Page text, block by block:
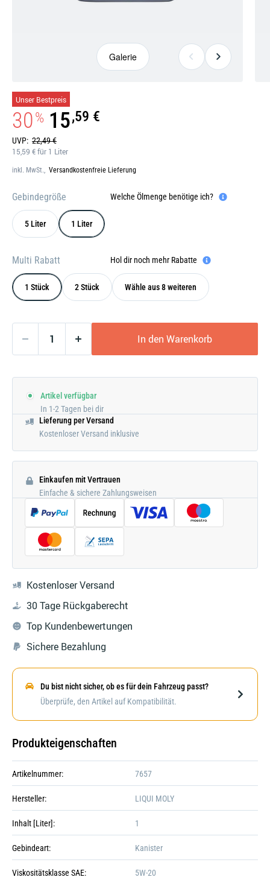
Galerie
öffnen
Galerie
15,59 € für 1 Liter
UVP: 22,49 €
30% 15,59 €
Unser Bestpreis
inkl. MwSt., Versandkostenfreie Lieferung
Gebindegröße Welche Ölmenge benötige ich?
5 Liter 1 Liter
Multi Rabatt Hol dir noch mehr Rabatte
1 Stück 2 Stück Wähle aus 8 weiteren
In den Warenkorb
Artikel verfügbar
In 1-2 Tagen bei dir
Lieferung per Versand
Kostenloser Versand inklusive
Einkaufen mit Vertrauen
Einfache & sichere Zahlungsweisen
Kostenloser Versand
30 Tage Rückgaberecht
Top Kundenbewertungen
Sichere Bezahlung
Darstellung kann abweichen
Du bist nicht sicher, ob es für dein Fahrzeug passt?
Überprüfe, den Artikel auf Kompatibilität.
Produkteigenschaften
Artikelnummer: 7657
Hersteller: LIQUI MOLY
Inhalt [Liter]: 1
Gebindeart: Kanister
Viskositätsklasse SAE: 5W-20